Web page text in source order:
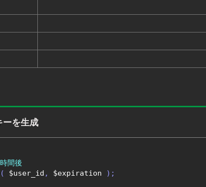
ーを生成
間後
( $user_id , $expiration );